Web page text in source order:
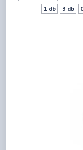
1 db
3 db